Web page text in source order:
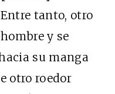
tanto, otro
y se
su manga
otro roedor